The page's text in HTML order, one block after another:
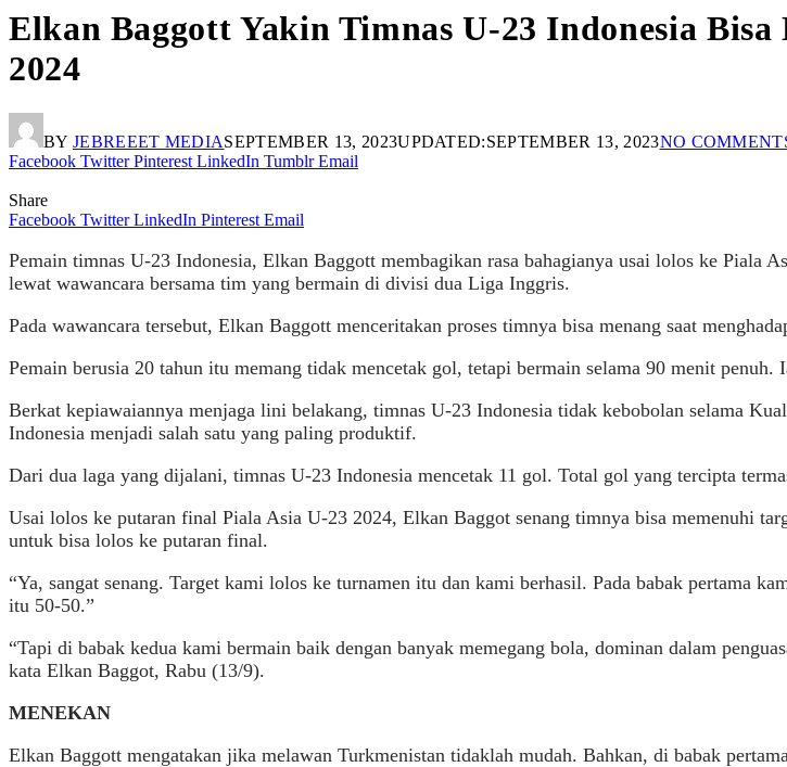
Elkan Baggott Yakin Timnas U-23 Indonesia
2024
BY JEBREEET MEDIASEPTEMBER 13, 2023UPDATED:SEPTEMBER 13, 2023NO
Facebook Twitter Pinterest LinkedIn Tumblr Email
Share
Facebook Twitter LinkedIn Pinterest Email
Pemain timnas U-23 Indonesia, Elkan Baggott membagikan rasa bahagianya usai lolos ke
lewat wawancara bersama tim yang bermain di divisi dua Liga Inggris.
Pada wawancara tersebut, Elkan Baggott menceritakan proses timnya bisa menang saat
Pemain berusia 20 tahun itu memang tidak mencetak gol, tetapi bermain selama 90 menit
Berkat kepiawaiannya menjaga lini belakang, timnas U-23 Indonesia tidak kebobolan selama
Indonesia menjadi salah satu yang paling produktif.
Dari dua laga yang dijalani, timnas U-23 Indonesia mencetak 11 gol. Total gol yang tercipta
Usai lolos ke putaran final Piala Asia U-23 2024, Elkan Baggot senang timnya bisa memenuhi
untuk bisa lolos ke putaran final.
“Ya, sangat senang. Target kami lolos ke turnamen itu dan kami berhasil. Pada babak pertama
itu 50-50.”
“Tapi di babak kedua kami bermain baik dengan banyak memegang bola, dominan dalam
kata Elkan Baggot, Rabu (13/9).
MENEKAN
Elkan Baggott mengatakan jika melawan Turkmenistan tidaklah mudah. Bahkan, di babak